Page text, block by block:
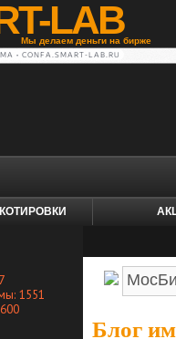
LAB
Мы делаем деньги на бирже
• CONFA.SMART-LAB.RU
КОТИРОВКИ
1551
Блог